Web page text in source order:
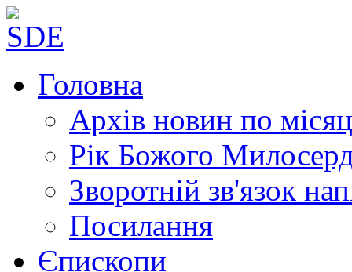
Головна
Архів новин по
Рік Божого
Зворотній зв'язок
Посилання
Єпископи